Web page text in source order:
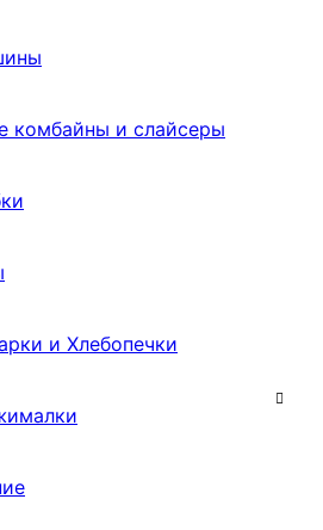
комбайны и слайсеры
и Хлебопечки